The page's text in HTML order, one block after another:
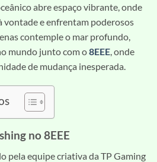
abre espaço vibrante, onde
vontade e enfrentam poderosos
contemple o mar profundo,
mundo junto com o8EEE , onde
de mudança inesperada.
no 8EEE
pela equipe criativa da TP Gaming